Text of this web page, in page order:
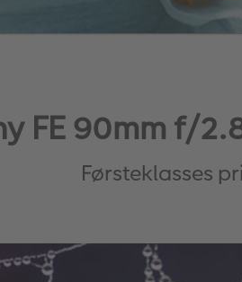
FE 90mm f/
Førsteklasses